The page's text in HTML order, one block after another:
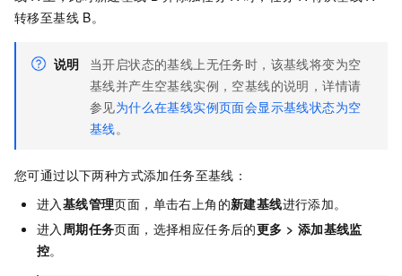
转移至基线 B。
说明
当开启状态的基线上无任务时，该基线将变为空
基线并产生空基线实例，空基线的说明，详情请
参见为什么在基线实例页面会显示基线状态为空
基线。
您可通过以下两种方式添加任务至基线：
进入 基线管理页面，单击右上角的新建基线进行添加。
进入 周期任务页面，选择相应任务后的更多 > 添加基线监
控。